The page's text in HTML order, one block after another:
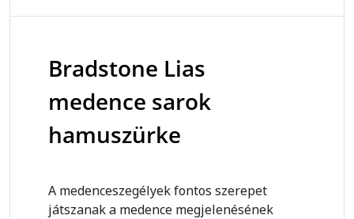
Bradstone Lias
medence sarok
hamuszürke
A medenceszegélyek fontos szerepet
játszanak a medence megjelenésének